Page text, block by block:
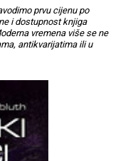
prvu cijenu po
i dostupnost knjiga
vremena više se ne
antikvarijatima ili u